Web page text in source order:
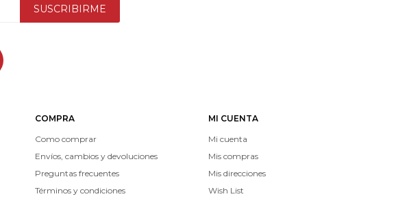
COMPRA
Como comprar
Envíos, cambios y devoluciones
Preguntas frecuentes
Términos y condiciones
MI CUENTA
Mi cuenta
Mis compras
Mis direcciones
Wish List
SUSCRIBIRME